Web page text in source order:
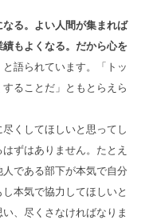
なる。よい人間が集まれば
もよくなる。だから心を
と語られています。「トッ
ることだ」ともとらえら
くしてほしいと思ってし
ずはありません。たとえ
である部下が本気で自分
本気で協力してほしいと
、尽くさなければなりま